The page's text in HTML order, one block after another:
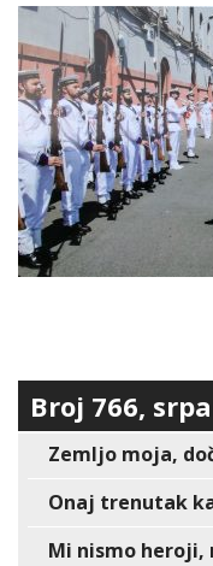
Broj 766,
Zemljo moja,
Onaj trenutak
Mi nismo heroji,